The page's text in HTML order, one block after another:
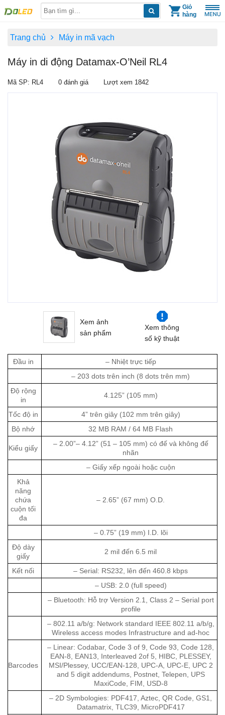
Giỏ
hàng
Trang chủ Máy in mã vạch
Máy in di động Datamax-O’Neil RL4
Mã SP: RL4 0 đánh giá Lượt xem 1842
Xem ảnh
sản phẩm
Xem thông
số kỹ thuật
Đầu in
– Nhiệt trực tiếp
– 203 dots trên inch (8 dots trên mm)
Độ rộng
in
4.125” (105 mm)
Tốc độ in
4” trên giây (102 mm trên giây)
Bộ nhớ
32 MB RAM / 64 MB Flash
Kiểu giấy
– 2.00”– 4.12” (51 – 105 mm) có đế và không đế
nhãn
– Giấy xếp ngoài hoặc cuộn
Khả
năng
chứa
cuộn tối
đa
– 2.65” (67 mm) O.D.
– 0.75” (19 mm) I.D. lõi
Độ dày
giấy
2 mil đến 6.5 mil
Kết nối
– Serial: RS232, lên đến 460.8 kbps
– USB: 2.0 (full speed)
– Bluetooth: Hỗ trợ Version 2.1, Class 2 – Serial port
profile
– 802.11 a/b/g: Network standard IEEE 802.11 a/b/g,
Wireless access modes Infrastructure and ad-hoc
Barcodes
– Linear: Codabar, Code 3 of 9, Code 93, Code 128,
EAN-8, EAN13, Interleaved 2of 5, HIBC, PLESSEY,
MSI/Plessey, UCC/EAN-128, UPC-A, UPC-E, UPC 2
and 5 digit addendums, Postnet, Telepen, UPS
MaxiCode, FIM, USD-8
– 2D Symbologies: PDF417, Aztec, QR Code, GS1,
Datamatrix, TLC39, MicroPDF417